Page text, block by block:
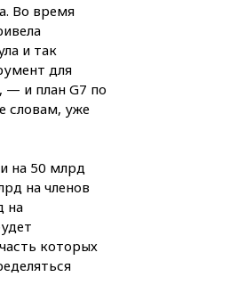
США
БПЛА
для
на Ильском
атакой БПЛА,
под
блогера
Во время
и так
для
— и план G7 по
словам, уже
на 50 млрд
на членов
на
которых